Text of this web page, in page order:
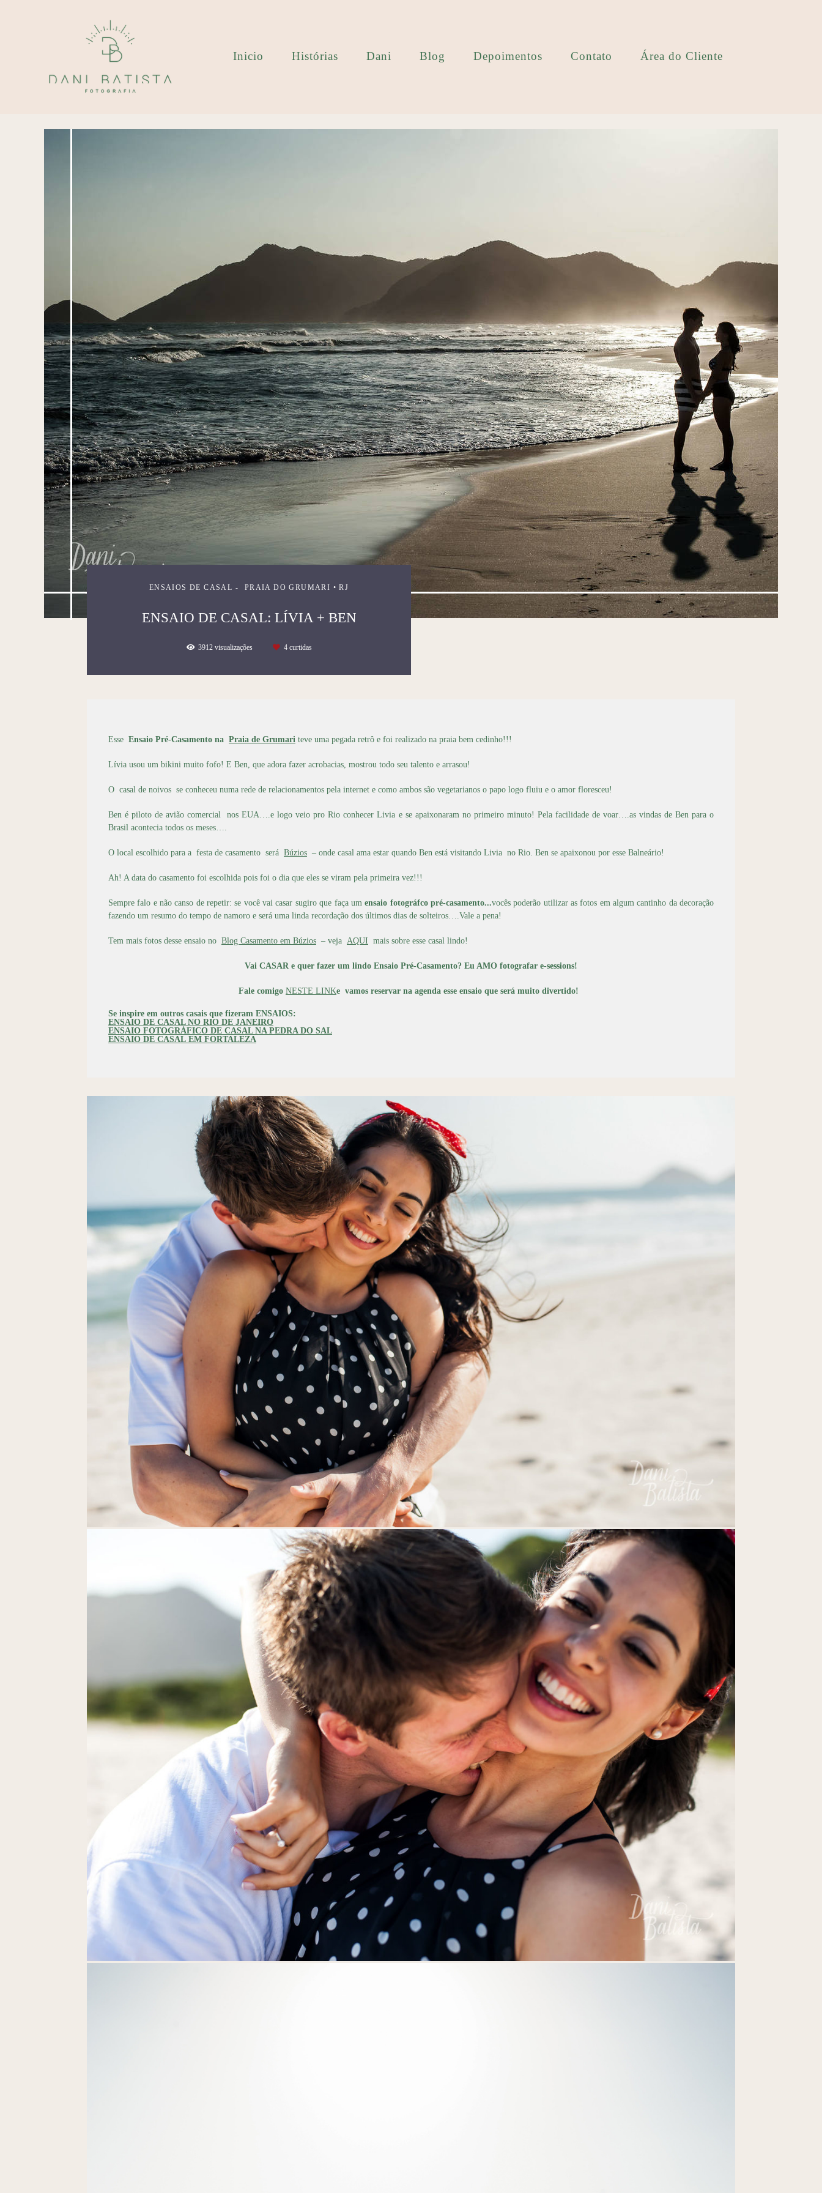
Inicio Histórias Dani Blog Depoimentos Contato Área do Cliente
ENSAIOS DE CASAL PRAIA DO GRUMARI • RJ
ENSAIO DE CASAL: LÍVIA + BEN
3912visualizações 4curtidas
Esse Ensaio Pré-Casamento na Praia de Grumari teve uma pegada retrô e foi realizado na praia bem cedinho!!!
Lívia usou um bikini muito fofo! E Ben, que adora fazer acrobacias, mostrou todo seu talento e arrasou!
O casal de noivos se conheceu numa rede de relacionamentos pela internet e como ambos são vegetarianos o papo logo fluiu e o amor floresceu!
Ben é piloto de avião comercial nos EUA….e logo veio pro Rio conhecer Livia e se apaixonaram no primeiro minuto! Pela facilidade de voar….as vindas de Ben para o
Brasil acontecia todos os meses….
O local escolhido para a festa de casamento será Búzios – onde casal ama estar quando Ben está visitando Livia no Rio. Ben se apaixonou por esse Balneário!
Ah! A data do casamento foi escolhida pois foi o dia que eles se viram pela primeira vez!!!
Sempre falo e não canso de repetir: se você vai casar sugiro que faça umensaio fotográfco pré-casamento...vocês poderão utilizar as fotos em algum cantinho da decoração
fazendo um resumo do tempo de namoro e será uma linda recordação dos últimos dias de solteiros….Vale a pena!
Tem mais fotos desse ensaio no Blog Casamento em Búzios – veja AQUI mais sobre esse casal lindo!
Vai CASAR e quer fazer um lindo Ensaio Pré-Casamento? Eu AMO fotografar e-sessions!
Fale comigo NESTE LINKe vamos reservar na agenda esse ensaio que será muito divertido!
Se inspire em outros casais que fizeram ENSAIOS:
ENSAIO DE CASAL NO RIO DE JANEIRO
ENSAIO FOTOGRÁFICO DE CASAL NA PEDRA DO SAL
ENSAIO DE CASAL EM FORTALEZA